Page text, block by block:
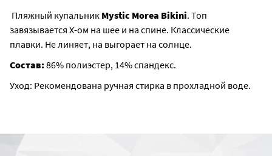
Пляжный купальник Mystic Morea Bikini. Топ
завязывается Х-ом на шее и на спине. Классические
плавки. Не линяет, на выгорает на солнце.
Состав:86% полиэстер, 14% спандекс.
Уход: Рекомендована ручная стирка в прохладной воде.